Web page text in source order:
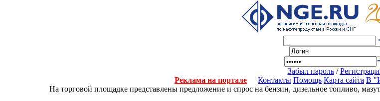
Забыл пароль/
Реклама на портале
Контакты Помощь Карта сайта В
На торговой площадке представлены предложение и спрос на бензин, дизельное топливо,